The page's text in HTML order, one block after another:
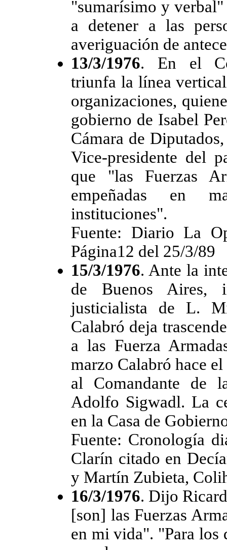
"sumarísimo y verbal"
a detener a las
averiguación de
13/3/1976. En el
triunfa la línea
organizaciones,
gobierno de Isabel
Cámara de
Vice-presidente del
que "las Fuerzas
empeñadas en
instituciones".
Fuente: Diario La
Página12 del 25/3/89
15/3/1976. Ante la
de Buenos Aires,
justicialista de L.
Calabró deja
a las Fuerza
marzo Calabró hace
al Comandante de
Adolfo Sigwadl. La
en la Casa de
Fuente: Cronología
Clarín citado en
y Martín Zubieta,
16/3/1976. Dijo
[son] las Fuerzas
en mi vida". "Para los